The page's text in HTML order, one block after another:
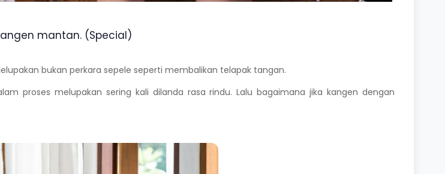
mantan. (Special)
bukan perkara sepele seperti membalikan telapak tangan.
proses melupakan sering kali dilanda rasa rindu. Lalu bagaimana jika kangen dengan